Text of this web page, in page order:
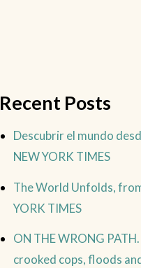
Recent Posts
Descubrir el mundo
NEW YORK TIMES
The World Unfolds,
YORK TIMES
ON THE WRONG
crooked cops, floods